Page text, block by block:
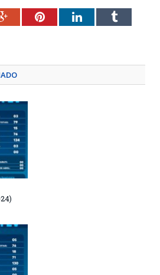
Google+PinterestLinkedInTumblr